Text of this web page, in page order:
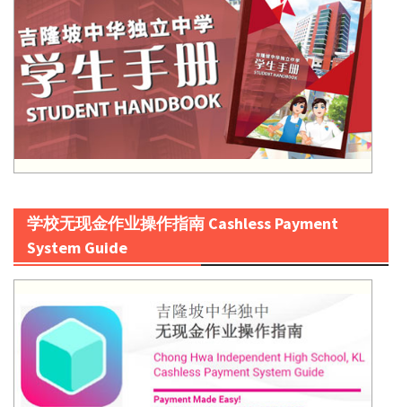
学校无现金作业操作指南 Cashless Payment
System Guide